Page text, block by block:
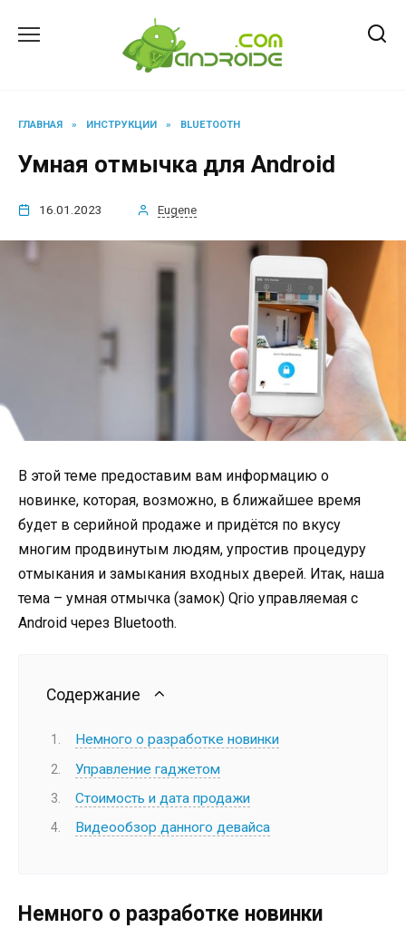
ГЛАВНАЯ » ИНСТРУКЦИИ » BLUETOOTH
Умная отмычка для Android
16.01.2023 Eugene
В этой теме предоставим вам информацию о
новинке, которая, возможно, в ближайшее время
будет в серийной продаже и придётся по вкусу
многим продвинутым людям, упростив процедуру
отмыкания и замыкания входных дверей. Итак, наша
тема – умная отмычка (замок) Qrio управляемая с
Android через Bluetooth.
Содержание
Немного о разработке новинки
Управление гаджетом
Стоимость и дата продажи
Видеообзор данного девайса
Немного о разработке новинки